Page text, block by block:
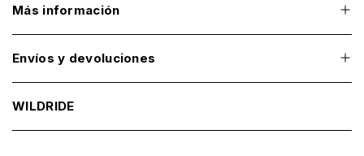
Más información
Envíos y devoluciones
WILDRIDE